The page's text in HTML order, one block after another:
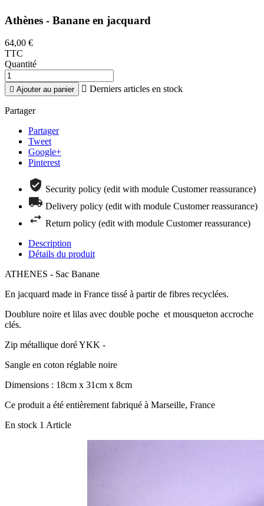
Athènes - Banane en jacquard
64,00 €
TTC
Quantité
 Ajouter au panier  Derniers articles en stock
Partager
Partager
Tweet
Google+
Pinterest
Security policy (edit with module Customer reassurance)
Delivery policy (edit with module Customer reassurance)
Return policy (edit with module Customer reassurance)
Description
Détails du produit
ATHENES - Sac Banane
En jacquard made in France tissé à partir de fibres recyclées.
Doublure noire et lilas avec double poche et mousqueton accroche
clés.
Zip métallique doré YKK -
Sangle en coton réglable noire
Dimensions : 18cm x 31cm x 8cm
Ce produit a été entièrement fabriqué à Marseille, France
En stock 1 Article